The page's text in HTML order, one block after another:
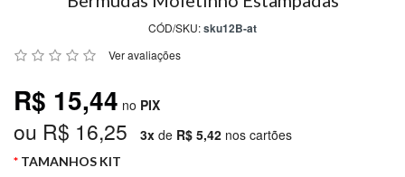
PROMOÇÕES
MARCAS
CÓD/SKU:sku12B-at
Ver avaliações
R$ 15,44 no PIX
ou R$ 16,25 3x de R$ 5,42 nos cartões
TAMANHOS KIT